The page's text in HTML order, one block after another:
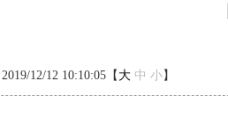
12/12 10:10:05【大 中 小】